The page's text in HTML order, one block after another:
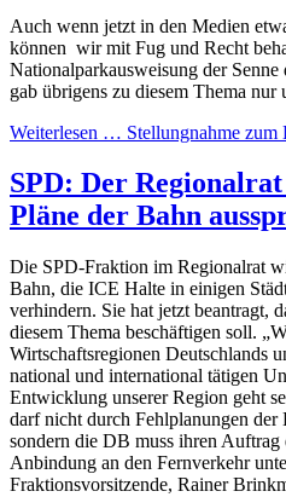
Auch wenn jetzt in den Medien
können wir mit Fug und Recht
Nationalparkausweisung der
gab übrigens zu diesem Thema nur
Weiterlesen … Stellungnahme zum
SPD: Der Regionalrat
Pläne der Bahn
Die SPD-Fraktion im Regionalrat
Bahn, die ICE Halte in einigen
verhindern. Sie hat jetzt beantragt,
diesem Thema beschäftigen soll.
Wirtschaftsregionen Deutschlands
national und international tätigen
Entwicklung unserer Region geht
darf nicht durch Fehlplanungen der
sondern die DB muss ihren Auftrag
Anbindung an den Fernverkehr
Fraktionsvorsitzende, Rainer